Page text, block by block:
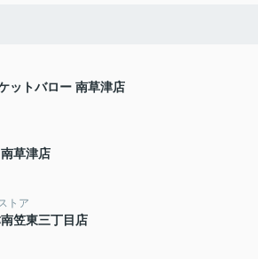
ットバロー 南草津店
草津店
トア
笠東三丁目店